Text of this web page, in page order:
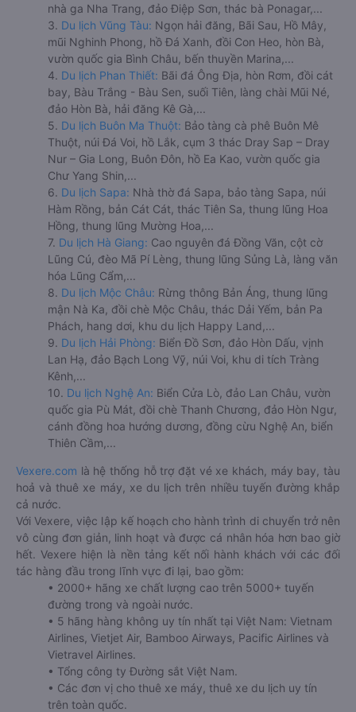
nhà ga Nha Trang, đảo Điệp Sơn, thác bà Ponagar,...
3. Du lịch Vũng Tàu: Ngọn hải đăng, Bãi Sau, Hồ Mây,
mũi Nghinh Phong, hồ Đá Xanh, đồi Con Heo, hòn Bà,
vườn quốc gia Bình Châu, bến thuyền Marina,...
4. Du lịch Phan Thiết: Bãi đá Ông Địa, hòn Rơm, đồi cát
bay, Bàu Trắng - Bàu Sen, suối Tiên, làng chài Mũi Né,
đảo Hòn Bà, hải đăng Kê Gà,...
5. Du lịch Buôn Ma Thuột: Bảo tàng cà phê Buôn Mê
Thuột, núi Đá Voi, hồ Lắk, cụm 3 thác Dray Sap – Dray
Nur – Gia Long, Buôn Đôn, hồ Ea Kao, vườn quốc gia
Chư Yang Shin,...
6. Du lịch Sapa: Nhà thờ đá Sapa, bảo tàng Sapa, núi
Hàm Rồng, bản Cát Cát, thác Tiên Sa, thung lũng Hoa
Hồng, thung lũng Mường Hoa,...
7. Du lịch Hà Giang: Cao nguyên đá Đồng Văn, cột cờ
Lũng Cú, đèo Mã Pí Lèng, thung lũng Sủng Là, làng văn
hóa Lũng Cẩm,...
8. Du lịch Mộc Châu: Rừng thông Bản Áng, thung lũng
mận Nà Ka, đồi chè Mộc Châu, thác Dải Yếm, bản Pa
Phách, hang dơi, khu du lịch Happy Land,...
9. Du lịch Hải Phòng: Biển Đồ Sơn, đảo Hòn Dấu, vịnh
Lan Hạ, đảo Bạch Long Vỹ, núi Voi, khu di tích Tràng
Kênh,...
10. Du lịch Nghệ An: Biển Cửa Lò, đảo Lan Châu, vườn
quốc gia Pù Mát, đồi chè Thanh Chương, đảo Hòn Ngư,
cánh đồng hoa hướng dương, đồng cừu Nghệ An, biển
Thiên Cầm,...
Vexere.com là hệ thống hỗ trợ đặt vé xe khách, máy bay, tàu
hoả và thuê xe máy, xe du lịch trên nhiều tuyến đường khắp
cả nước.
Với Vexere, việc lập kế hoạch cho hành trình di chuyển trở nên
vô cùng đơn giản, linh hoạt và được cá nhân hóa hơn bao giờ
hết. Vexere hiện là nền tảng kết nối hành khách với các đối
tác hàng đầu trong lĩnh vực đi lại, bao gồm:
• 2000+ hãng xe chất lượng cao trên 5000+ tuyến
đường trong và ngoài nước.
• 5 hãng hàng không uy tín nhất tại Việt Nam: Vietnam
Airlines, Vietjet Air, Bamboo Airways, Pacific Airlines và
Vietravel Airlines.
• Tổng công ty Đường sắt Việt Nam.
• Các đơn vị cho thuê xe máy, thuê xe du lịch uy tín
trên toàn quốc.